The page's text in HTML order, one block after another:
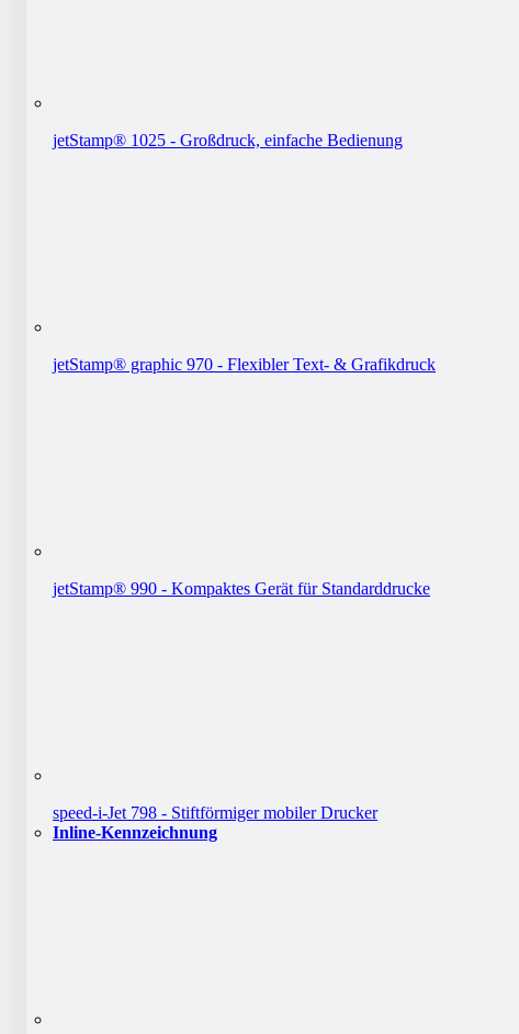
jetStamp® 1025 - Großdruck, einfache Bedienung
jetStamp® graphic 970 - Flexibler Text- & Grafikdruck
jetStamp® 990 - Kompaktes Gerät für Standarddrucke
speed-i-Jet 798 - Stiftförmiger mobiler Drucker
Inline-Kennzeichnung